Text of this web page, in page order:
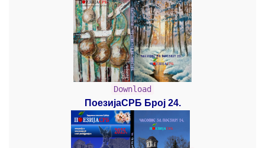
Download
ПоезијаСРБ Број 24.